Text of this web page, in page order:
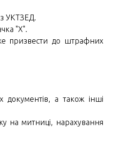
з УКТЗЕД.
"X".
призвести до штрафних
документів, а також інші
на митниці, нарахування